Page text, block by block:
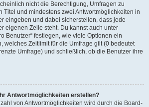
nicht die Berechtigung, Umfragen zu
Titel und mindestens zwei Antwortmöglichkeiten in
eingeben und dabei sicherstellen, dass jede
eigenen Zeile steht. Du kannst auch unter
Benutzer“ festlegen, wie viele Optionen ein
welches Zeitlimit für die Umfrage gilt (0 bedeutet
Umfrage) und schließlich, ob die Benutzer ihre
Antwortmöglichkeiten erstellen?
von Antwortmöglichkeiten wird durch die Board-